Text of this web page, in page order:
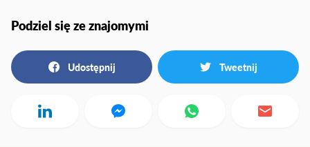
Podziel się ze znajomymi
Udostępnij Tweetnij